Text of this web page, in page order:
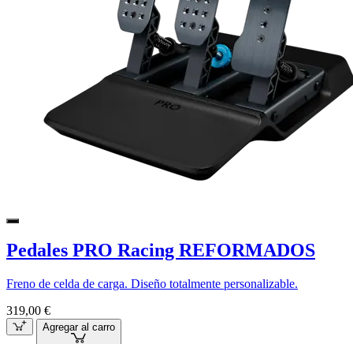
Pedales PRO Racing REFORMADOS
Freno de celda de carga. Diseño totalmente personalizable.
319,00 €
Agregar al carro